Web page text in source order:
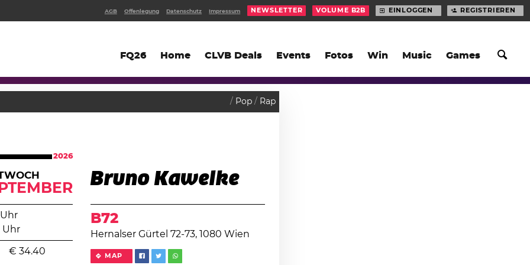
FQ26 Home CLVB Deals Events Fotos Win Music Games
NEWSLETTER VOLUME B2B EINLOGGEN REGISTRIEREN
AGB Offenlegung Datenschutz Impressum
Pop Rap
2026
Bruno Kawelke
B72
Hernalser Gürtel 72-73, 1080 Wien
MAP
Uhr
€ 34.40